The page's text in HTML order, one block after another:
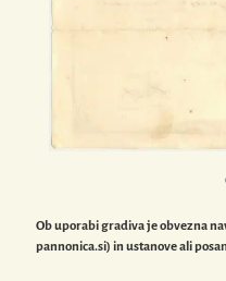
Ob uporabi gradiva je obvezna
pannonica.si) in ustanove ali